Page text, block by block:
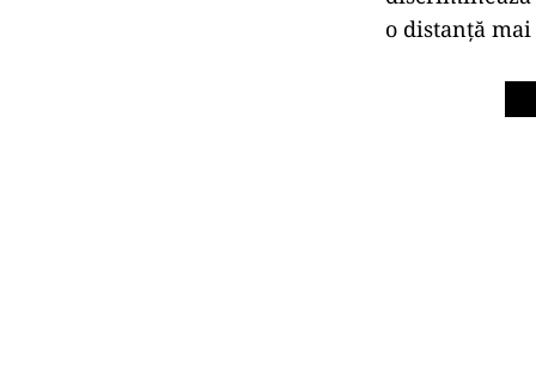
o distanţă